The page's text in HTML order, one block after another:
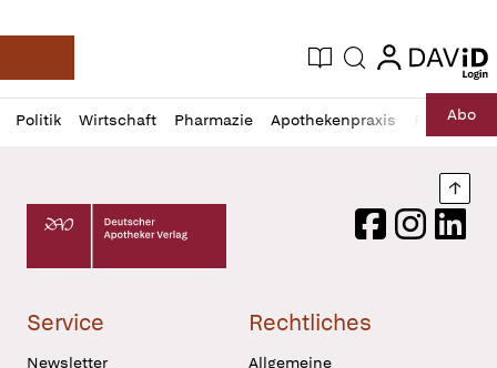
Deutsche Apotheker Zeitung
Aktuelle Ausgabe
Suche login
login
Politik Wirtschaft Pharmazie Apothekenpraxis RechtAbo
Profil
öffnen
Daz
Pur
Deutscher Apotheker Verlag Logo
FacebookInstagram
Service
Newsletter
Rechtliches
Allgemeine